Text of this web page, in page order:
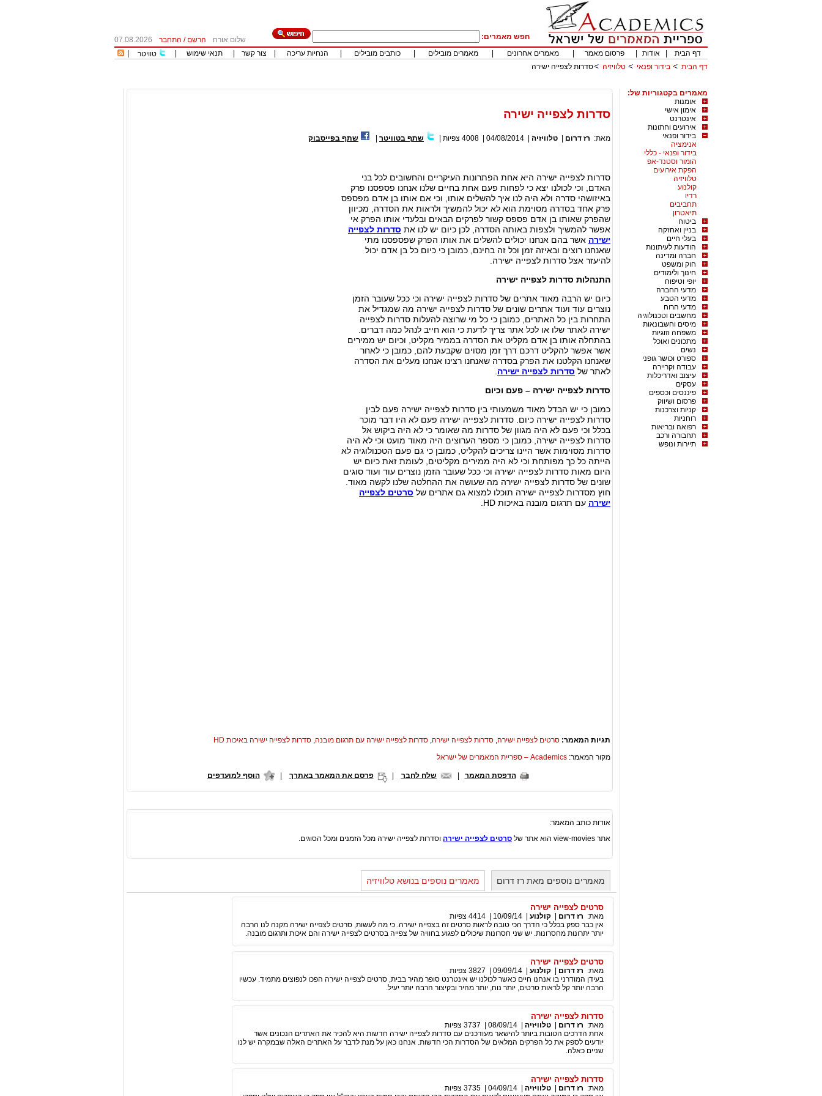
חפש מאמרים: שלום אורח הרשם / התחבר
07.08.2026
דף הבית
אודות פרסום מאמר מאמרים אחרונים מאמרים מובילים כותבים מובילים הנחיות עריכה צור קשר תנאי שימוש טוויטר
דף הבית
בידור ופנאי טלוויזיה סדרות לצפייה ישירה
מאמרים בקטגוריות של:
אומנות
אימון אישי
אינטרנט
אירועים וחתונות
בידור ופנאי
אנימציה
בידור ופנאי - כללי
הומור וסטנד-אפ
הפקת אירועים
טלוויזיה
קולנוע
רדיו
תחביבים
תיאטרון
ביטוח
בניין ואחזקה
בעלי חיים
הודעות לעיתונות
חברה ומדינה
חוק ומשפט
חינוך ולימודים
יופי וטיפוח
מדעי החברה
מדעי הטבע
מדעי הרוח
מחשבים וטכנולוגיה
מיסים וחשבונאות
משפחה וזוגיות
מתכונים ואוכל
נשים
ספורט וכושר גופני
עבודה וקריירה
עיצוב ואדריכלות
עסקים
פיננסים וכספים
פרסום ושיווק
קניות וצרכנות
רוחניות
רפואה ובריאות
תחבורה ורכב
תיירות ונופש
סדרות לצפייה ישירה
מאת: רז דרום טלוויזיה 04/08/2014
4008 צפיות שתף בטוויטר שתף בפייסבוק
סדרות לצפייה ישירה היא אחת הפתרונות העיקריים והחשובים לכל בני
האדם, וכי לכולנו יצא כי לפחות פעם אחת בחיים שלנו אנחנו פספסנו פרק
באיזושהי סדרה ולא היה לנו איך להשלים אותו, וכי אם אותו בן אדם מפספס
פרק אחד בסדרה מסוימת הוא לא יכול להמשיך ולראות את הסדרה, מכיוון
שהפרק שאותו בן אדם פספס קשור לפרקים הבאים ובלעדי אותו הפרק אי
אפשר להמשיך ולצפות באותה הסדרה, לכן כיום יש לנו את סדרות לצפייה
ישירה אשר בהם אנחנו יכולים להשלים את אותו הפרק שפספסנו מתי
שאנחנו רוצים ובאיזה זמן וכל זה בחינם, כמובן כי כיום כל בן אדם יכול
להיעזר אצל סדרות לצפייה ישירה.
התנהלות סדרות לצפייה ישירה
כיום יש הרבה מאוד אתרים של סדרות לצפייה ישירה וכי ככל שעובר הזמן
נוצרים עוד ועוד אתרים שונים של סדרות לצפייה ישירה מה שמגדיל את
התחרות בין כל האתרים, כמובן כי כל מי שרוצה להעלות סדרות לצפייה
ישירה לאתר שלו או לכל אתר צריך לדעת כי הוא חייב לנהל כמה דברים.
בהתחלה אותו בן אדם מקליט את הסדרה בממיר מקליט, וכיום יש ממירים
אשר אפשר להקליט דרכם דרך זמן מסוים שקבעת להם, כמובן כי לאחר
שאנחנו הקלטנו את הפרק בסדרה שאנחנו רצינו אנחנו מעלים את הסדרה
לאתר של סדרות לצפייה ישירה
סדרות לצפייה ישירה – פעם וכיום
כמובן כי יש הבדל מאוד משמעותי בין סדרות לצפייה ישירה פעם לבין
סדרות לצפייה ישירה כיום. סדרות לצפייה ישירה פעם לא היו דבר מוכר
בכלל וכי פעם לא היה מגוון של סדרות מה שאומר כי לא היה ביקוש אל
סדרות לצפייה ישירה, כמובן כי מספר הערוצים היה מאוד מועט וכי לא היה
סדרות מסוימות אשר היינו צריכים להקליט, כמובן כי גם פעם הטכנולוגיה לא
הייתה כל כך מפותחת וכי לא היה ממירים מקליטים, לעומת זאת כיום יש
היום מאות סדרות לצפייה ישירה וכי ככל שעובר הזמן נוצרים עוד ועוד סוגים
שונים של סדרות לצפייה ישירה מה שעושה את ההחלטה שלנו לקשה מאוד.
חוץ מסדרות לצפייה ישירה תוכלו למצוא גם אתרים של סרטים לצפייה
ישירה עם תרגום מובנה באיכות HD.
תגיות המאמר: סרטים לצפייה ישירה, סדרות לצפייה ישירה, סדרות לצפייה ישירה עם תרגום מובנה, סדרות לצפייה ישירה באיכות HD
מקור המאמר: Academics – ספריית המאמרים של ישראל
הדפסת המאמר שלח לחבר פרסם את המאמר באתרך | הוסף למועדפים
אודות כותב המאמר:
אתר view-movies הוא אתר של
סרטים לצפייה ישירה וסדרות לצפייה ישירה מכל הזמנים ומכל הסוגים.
מאמרים נוספים מאת רז דרום מאמרים נוספים בנושא טלוויזיה
סרטים לצפייה ישירה
מאת: רז דרום קולנוע 10/09/14
4414 צפיות
אין כבר ספק בכלל כי הדרך הכי טובה לראות סרטים זה בצפייה ישירה. כי מה לעשות, סרטים לצפייה ישירה מקנה לנו הרבה
יותר יתרונות מחסרונות. יש שני חסרונות שיכולים לפגוע בחוויה של צפייה בסרטים לצפייה ישירה והם איכות ותרגום מובנה.
סרטים לצפייה ישירה
מאת: רז דרום קולנוע 09/09/14
3827 צפיות
בעידן המודרני בו אנחנו חיים כאשר לכולנו יש אינטרנט סופר מהיר בבית, סרטים לצפייה ישירה הפכו לנפוצים מתמיד. עכשיו
הרבה יותר קל לראות סרטים, יותר נוח, יותר מהיר ובקיצור הרבה יותר יעיל.
סדרות לצפייה ישירה
מאת: רז דרום טלוויזיה 08/09/14
3737 צפיות
אחת הדרכים הטובות ביותר להישאר מעודכנים עם סדרות לצפייה ישירה חדשות היא להכיר את האתרים הנכונים אשר
יודעים לספק את כל הפרקים המלאים של הסדרות הכי חדשות. אנחנו כאן על מנת לדבר על האתרים האלה שבמקרה יש לנו
שניים כאלה.
סדרות לצפייה ישירה
מאת: רז דרום טלוויזיה 04/09/14
3735 צפיות